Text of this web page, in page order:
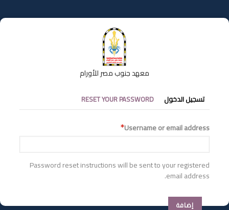
إلى
المحتوى
معهد جنوب مصر للأورام
التبويبات
الأساسية
تسجيل الدخول RESET YOUR PASSWORD
Username or email address
Password reset instructions will be sent to your registered
email address.